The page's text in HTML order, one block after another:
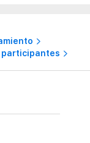
participantes